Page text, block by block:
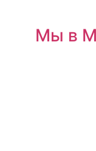
Мы в